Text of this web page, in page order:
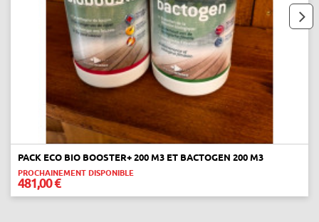
PACK ECO BIO BOOSTER+ 200 M3 ET BACTOGEN 200 M3
PROCHAINEMENT DISPONIBLE
481,00 €